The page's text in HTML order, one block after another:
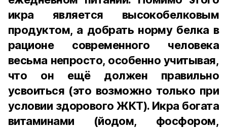
икра является высокобелковым
продуктом, а добрать норму белка в
рационе современного человека
весьма непросто, особенно учитывая,
что он ещё должен правильно
усвоиться (это возможно только при
условии здорового ЖКТ). Икра богата
витаминами (йодом, фосфором,